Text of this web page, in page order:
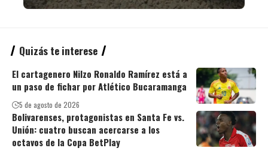
Quizás te interese
El cartagenero Nilzo Ronaldo Ramírez está a
un paso de fichar por Atlético Bucaramanga
5 de agosto de 2026
Bolivarenses, protagonistas en Santa Fe vs.
Unión: cuatro buscan acercarse a los
octavos de la Copa BetPlay